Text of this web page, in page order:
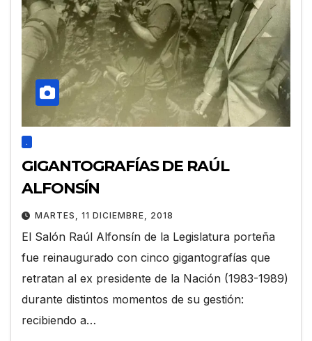
.
GIGANTOGRAFÍAS DE RAÚL
ALFONSÍN
MARTES, 11 DICIEMBRE, 2018
El Salón Raúl Alfonsín de la Legislatura porteña
fue reinaugurado con cinco gigantografías que
retratan al ex presidente de la Nación (1983-1989)
durante distintos momentos de su gestión:
recibiendo a…